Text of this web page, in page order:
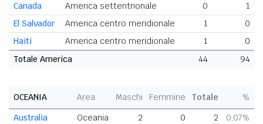
Canada America settentrionale 0
1
El Salvador
America centro meridionale 1
0
Haiti
America centro meridionale 1
0
Totale America
44 94
OCEANIA Area Maschi Femmine Totale
%
Australia
Oceania 2 0 2
0,07%